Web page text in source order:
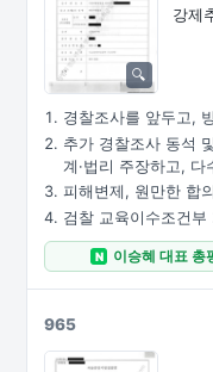
강제
경찰조사를 앞두고,
추가 경찰조사 동석
계·법리 주장하고,
피해변제, 원만한 합
검찰 교육이수조건
N 이승혜 대표 총
965